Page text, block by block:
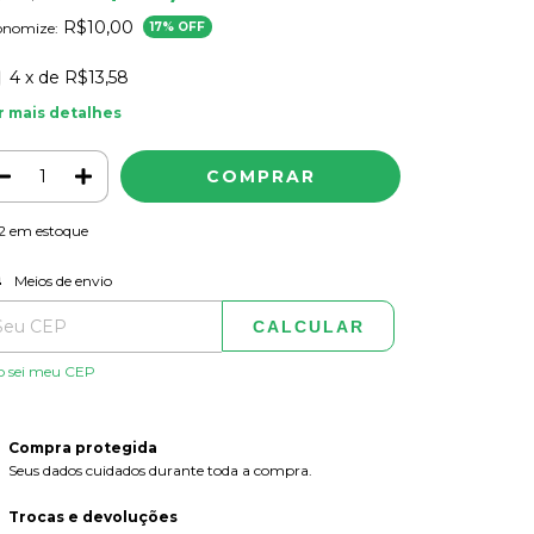
R$10,00 17% OFF
4 x de R$13,58
mais detalhes
em estoque
para o CEP:
Meios de envio
CALCULAR
sei meu CEP
Compra protegida
Seus dados cuidados durante toda a compra.
Trocas e devoluções